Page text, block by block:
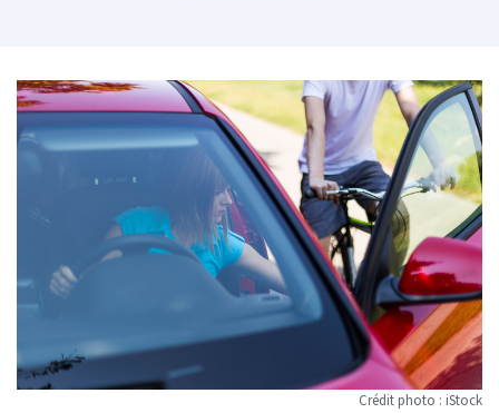
Crédit photo : iStock